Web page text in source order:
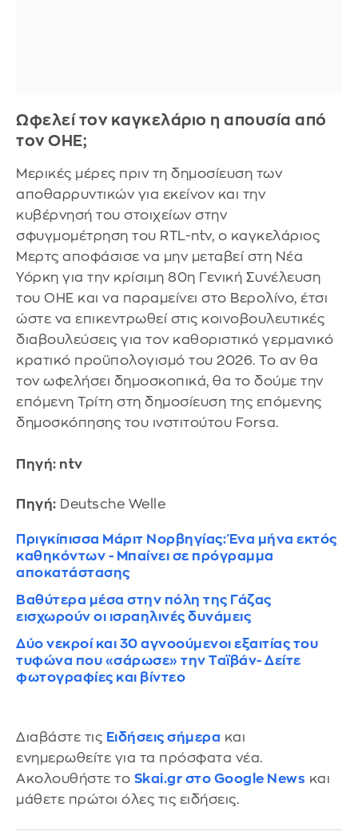
Ωφελεί τον καγκελάριο η απουσία από
τον ΟΗΕ;
Μερικές μέρες πριν τη δημοσίευση των
αποθαρρυντικών για εκείνον και την
κυβέρνησή του στοιχείων στην
σφυγμομέτρηση του RTL-ntv, ο καγκελάριος
Μερτς αποφάσισε να μην μεταβεί στη Νέα
Υόρκη για την κρίσιμη 80η Γενική Συνέλευση
του ΟΗΕ και να παραμείνει στο Βερολίνο, έτσι
ώστε να επικεντρωθεί στις κοινοβουλευτικές
διαβουλεύσεις για τον καθοριστικό γερμανικό
κρατικό προϋπολογισμό του 2026. Το αν θα
τον ωφελήσει δημοσκοπικά, θα το δούμε την
επόμενη Τρίτη στη δημοσίευση της επόμενης
δημοσκόπησης του ινστιτούτου Forsa.
Πηγή: ntv
Πηγή: Deutsche Welle
Πριγκίπισσα Μάριτ Νορβηγίας: Ένα μήνα εκτός
καθηκόντων - Μπαίνει σε πρόγραμμα
αποκατάστασης
Βαθύτερα μέσα στην πόλη της Γάζας
εισχωρούν οι ισραηλινές δυνάμεις
Δύο νεκροί και 30 αγνοούμενοι εξαιτίας του
τυφώνα που «σάρωσε» την Ταϊβάν- Δείτε
φωτογραφίες και βίντεο
Διαβάστε τις Ειδήσεις σήμερα και
ενημερωθείτε για τα πρόσφατα νέα.
Ακολουθήστε το Skai.gr στο Google News και
μάθετε πρώτοι όλες τις ειδήσεις.